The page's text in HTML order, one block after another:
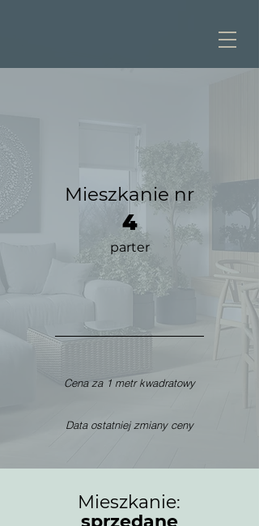
Mieszkanie nr
4
parter
Cena za 1 metr kwadratowy
Data ostatniej zmiany ceny
Mieszkanie:
sprzedane